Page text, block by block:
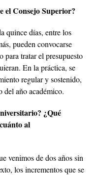
el Consejo Superior?
quince días, entre los
pueden convocarse
para tratar el presupuesto
En la práctica, se
regular y sostenido,
del año académico.
¿Qué
al
venimos de dos años sin
los incrementos que se